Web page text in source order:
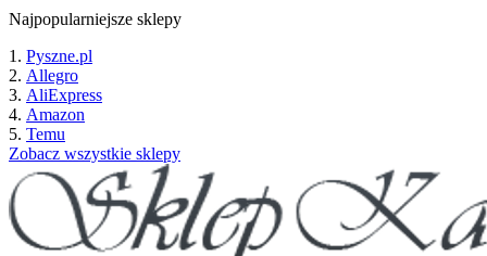
Najpopularniejsze sklepy
Pyszne.pl
Allegro
AliExpress
Amazon
Temu
Zobacz wszystkie sklepy